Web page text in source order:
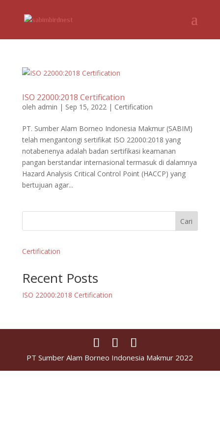
ISO 22000:2018 Certification
oleh admin | Sep 15, 2022| Certification
PT. Sumber Alam Borneo Indonesia Makmur (SABIM)
telah mengantongi sertifikat ISO 22000:2018 yang
notabenenya adalah badan sertifikasi keamanan
pangan berstandar internasional termasuk di dalamnya
Hazard Analysis Critical Control Point (HACCP) yang
bertujuan agar...
Cari
Certification
Recent Posts
ISO 22000:2018 Certification
PT Sumber Alam Borneo Indonesia Makmur 2022